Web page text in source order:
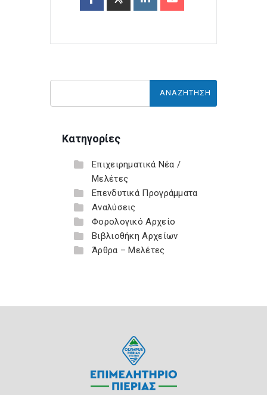
Κατηγορίες
Επιχειρηματικά Νέα /
Μελέτες
Επενδυτικά Προγράμματα
Αναλύσεις
Φορολογικό Αρχείο
Βιβλιοθήκη Αρχείων
Άρθρα – Μελέτες